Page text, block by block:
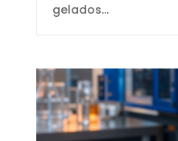
gelados...